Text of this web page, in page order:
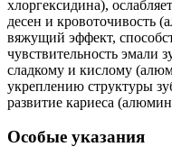
хлоргексидина),
десен и кровоточивость
вяжущий эффект,
чувствительность эмали
сладкому и кислому
укреплению структуры
развитие кариеса
Особые указания